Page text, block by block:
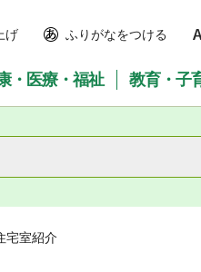
げ ふりがなをつける
・医療・福祉 教育・子
宅室紹介